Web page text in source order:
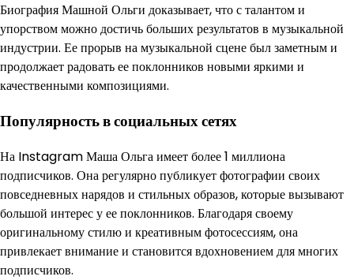
Биография Машной Ольги доказывает, что с талантом и
упорством можно достичь больших результатов в музыкальной
индустрии. Ее прорыв на музыкальной сцене был заметным и
продолжает радовать ее поклонников новыми яркими и
качественными композициями.
Популярность в социальных сетях
На Instagram Маша Ольга имеет более 1 миллиона
подписчиков. Она регулярно публикует фотографии своих
повседневных нарядов и стильных образов, которые вызывают
большой интерес у ее поклонников. Благодаря своему
оригинальному стилю и креативным фотосессиям, она
привлекает внимание и становится вдохновением для многих
подписчиков.